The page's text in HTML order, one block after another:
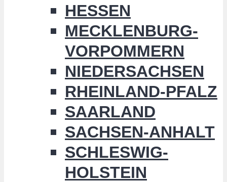
HESSEN
MECKLENBURG-
VORPOMMERN
NIEDERSACHSEN
RHEINLAND-PFALZ
SAARLAND
SACHSEN-ANHALT
SCHLESWIG-
HOLSTEIN